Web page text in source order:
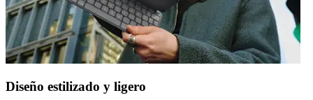
Diseño estilizado y ligero